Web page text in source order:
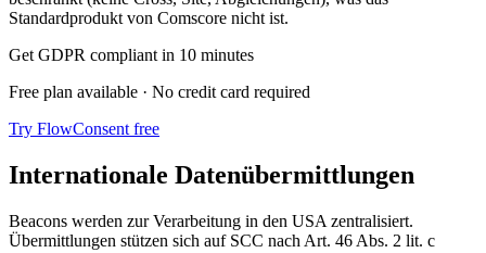
Standardprodukt von Comscore nicht ist.
Get GDPR compliant in 10 minutes
Free plan available · No credit card required
Try FlowConsent free
Internationale Datenübermittlungen
Beacons werden zur Verarbeitung in den USA zentralisiert.
Übermittlungen stützen sich auf SCC nach Art. 46 Abs. 2 lit. c